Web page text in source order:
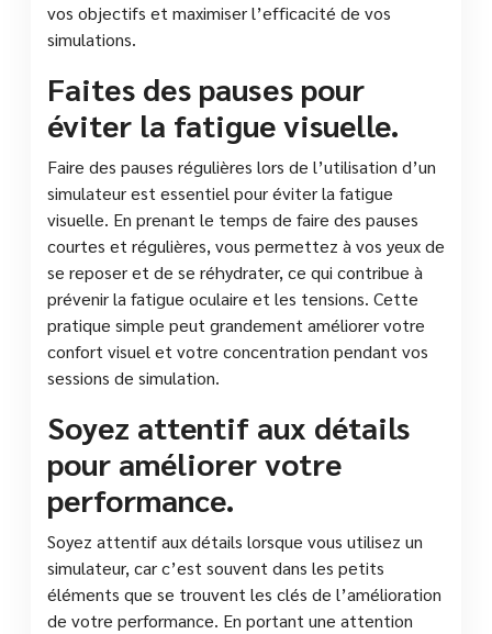
vos objectifs et maximiser l’efficacité de vos
simulations.
Faites des pauses pour
éviter la fatigue visuelle.
Faire des pauses régulières lors de l’utilisation d’un
simulateur est essentiel pour éviter la fatigue
visuelle. En prenant le temps de faire des pauses
courtes et régulières, vous permettez à vos yeux de
se reposer et de se réhydrater, ce qui contribue à
prévenir la fatigue oculaire et les tensions. Cette
pratique simple peut grandement améliorer votre
confort visuel et votre concentration pendant vos
sessions de simulation.
Soyez attentif aux détails
pour améliorer votre
performance.
Soyez attentif aux détails lorsque vous utilisez un
simulateur, car c’est souvent dans les petits
éléments que se trouvent les clés de l’amélioration
de votre performance. En portant une attention